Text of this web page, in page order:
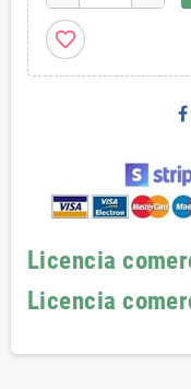
favorite_border
Licencia
Licencia